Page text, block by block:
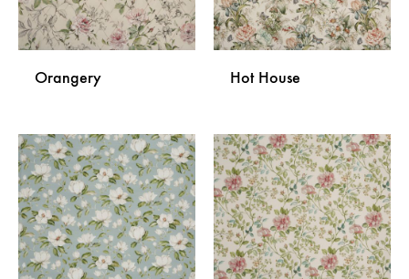
Orangery
DODAJ
NA
LISTU
ŽELJA
Hot House
NA
LISTU
ŽELJA